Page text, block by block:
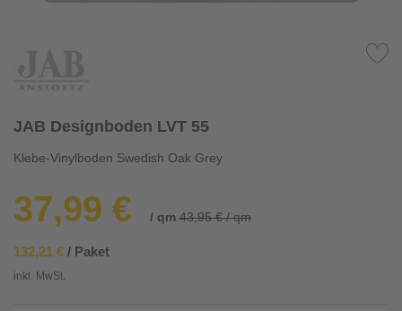
JAB Designboden LVT 55
Klebe-Vinylboden Swedish Oak Grey
37,99 € / qm 43,95 € / qm
132,21 € / Paket
inkl. MwSt.